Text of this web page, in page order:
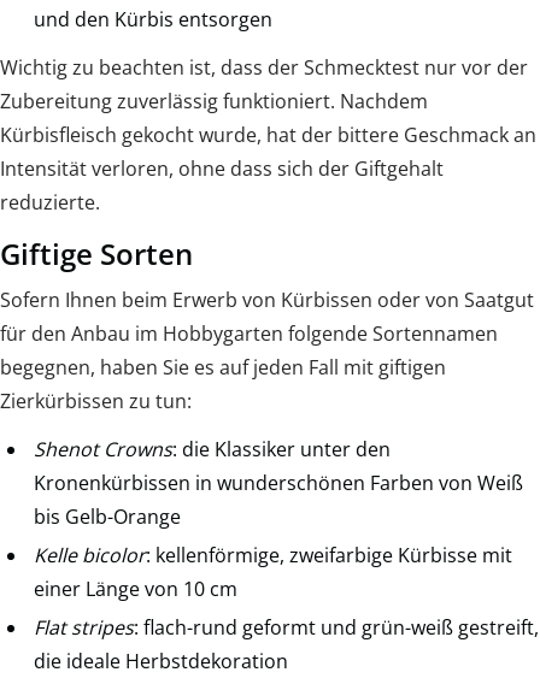
und den Kürbis entsorgen
Wichtig zu beachten ist, dass der Schmecktest nur vor der
Zubereitung zuverlässig funktioniert. Nachdem
Kürbisfleisch gekocht wurde, hat der bittere Geschmack an
Intensität verloren, ohne dass sich der Giftgehalt
reduzierte.
Giftige Sorten
Sofern Ihnen beim Erwerb von Kürbissen oder von Saatgut
für den Anbau im Hobbygarten folgende Sortennamen
begegnen, haben Sie es auf jeden Fall mit giftigen
Zierkürbissen zu tun:
Shenot Crowns: die Klassiker unter den
Kronenkürbissen in wunderschönen Farben von Weiß
bis Gelb-Orange
Kelle bicolor: kellenförmige, zweifarbige Kürbisse mit
einer Länge von 10 cm
Flat stripes: flach-rund geformt und grün-weiß gestreift,
die ideale Herbstdekoration